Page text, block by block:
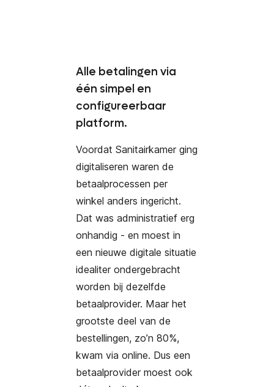
Alle betalingen via
één simpel en
configureerbaar
platform.
Voordat Sanitairkamer ging
digitaliseren waren de
betaalprocessen per
winkel anders ingericht.
Dat was administratief erg
onhandig - en moest in
een nieuwe digitale situatie
idealiter ondergebracht
worden bij dezelfde
betaalprovider. Maar het
grootste deel van de
bestellingen, zo’n 80%,
kwam via online. Dus een
betaalprovider moest ook